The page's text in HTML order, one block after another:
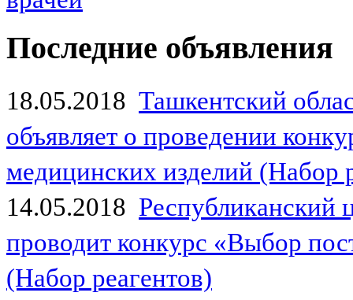
Последние объявления
18.05.2018 Ташкентский
объявляет о проведении
медицинских изделий (Набор
14.05.2018
проводит конкурс «Выбор
(Набор реагентов)